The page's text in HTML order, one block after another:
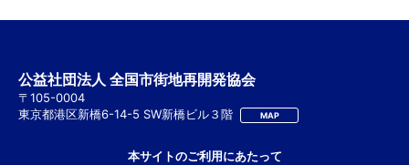
本サイトのご利用にあたって
公益社団法人 全国市街地再開発協会
〒105-0004
東京都港区新橋6-14-5 SW新橋ビル３階
MAP